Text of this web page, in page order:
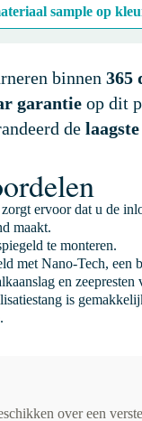
sample op
binnen 365
garantieop dit
de
ervoor dat u de
maakt.
te monteren.
met Nano-Tech, een
en zeepresten
is
over een